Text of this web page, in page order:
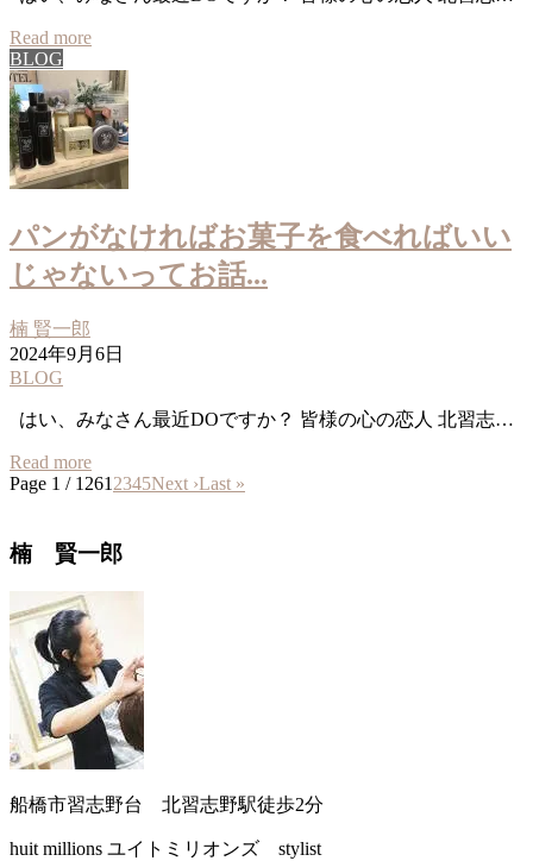
Read more
BLOG
パンがなければお菓子を食べればいい
じゃないってお話...
楠 賢一郎
2024年9月6日
BLOG
はい、みなさん最近DOですか？ 皆様の心の恋人 北習志…
Read more
Page 1 / 1261 2345Next ›Last »
楠 賢一郎
船橋市習志野台 北習志野駅徒歩2分
huit millions ユイトミリオンズ stylist